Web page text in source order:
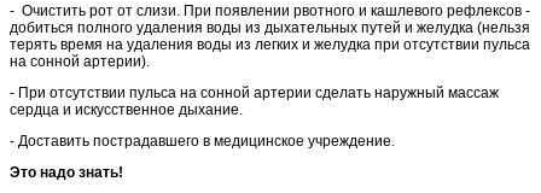
- Очистить рот от слизи. При появлении рвотного и кашлевого рефлексов -
добиться полного удаления воды из дыхательных путей и желудка (нельзя
терять время на удаления воды из легких и желудка при отсутствии пульса
на сонной артерии).
- При отсутствии пульса на сонной артерии сделать наружный массаж
сердца и искусственное дыхание.
- Доставить пострадавшего в медицинское учреждение.
Это надо знать!